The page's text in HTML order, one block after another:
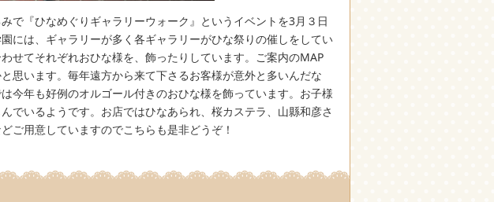
で『ひなめぐりギャラリーウォーク』というイベントを3月３日
には、ギャラリーが多く各ギャラリーがひな祭りの催しをしてい
せてそれぞれおひな様を、飾ったりしています。ご案内のMAP
思います。毎年遠方から来て下さるお客様が意外と多いんだな
今年も好例のオルゴール付きのおひな様を飾っています。お子様
でいるようです。お店ではひなあられ、桜カステラ、山縣和彦さ
ご用意していますのでこちらも是非どうぞ！